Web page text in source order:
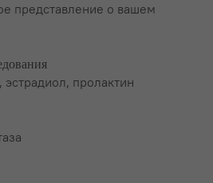
представление о вашем
пролактин